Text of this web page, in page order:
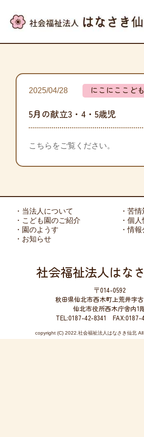
2025/04/28 にこにここど
5月の献立3・4・5歳児
こちらをご覧ください。
・当法人について
・こども園のご紹介
・園のようす
・お知らせ
・苦
・個
・情
社会福祉法人はな
〒014-0592
秋田県仙北市西木町上荒井字
仙北市役所西木庁舎内1
TEL:0187-42-8341 FAX:0187-
copyright (C) 2022.社会福祉法人はなさき仙北